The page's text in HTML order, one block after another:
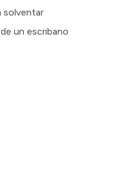
solventar
un escribano